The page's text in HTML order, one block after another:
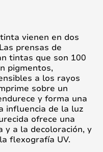
vienen en dos
prensas de
tintas que son 100
pigmentos,
a los rayos
sobre un
y forma una
influencia de la luz
ofrece una
y a la decoloración, y
flexografía UV.